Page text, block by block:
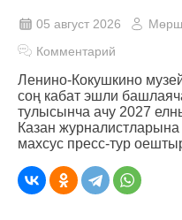
05 август 2026
Комментарий
Ленино-Кокушкино
соң кабат эшли
тулысынча ачу 2027
Казан
махсус пресс-тур